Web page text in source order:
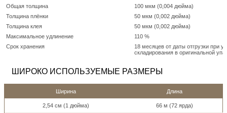
Общая толщина
100 мкм (0,004 дюйма)
Толщина плёнки
50 мкм (0,002 дюйма)
Толщина клея
50 мкм (0,002 дюйма)
Максимальное удлинение
110 %
Срок хранения
18 месяцев от даты отгрузки при
складирования в оригинальной
ШИРОКО ИСПОЛЬЗУЕМЫЕ РАЗМЕРЫ
Ширина Длина
2,54 см (1 дюйма) 66 м (72 ярда)